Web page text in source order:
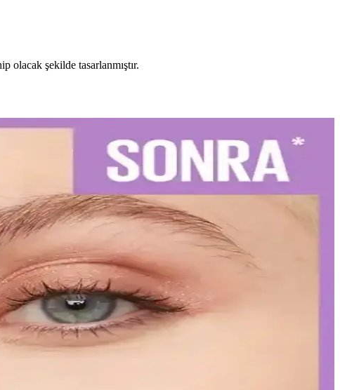
olacak şekilde tasarlanmıştır.
diş sağlığınızı koruyun.
vurgulayın.
uzun süre şık ve bakımlı kalabilirsiniz.
çizimi ve kat kat uygulama ile mükemmel görünüm elde edin.